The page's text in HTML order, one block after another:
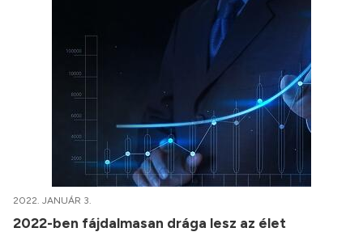
2022. JANUÁR 3.
2022-ben fájdalmasan drága lesz az élet